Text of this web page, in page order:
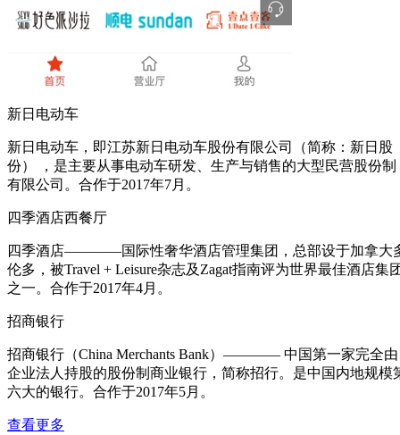
新日电动车
新日电动车，即江苏新日电动车股份有限公司（简称：新日股
份） ，是主要从事电动车研发、生产与销售的大型民营股份制
有限公司。合作于2017年7月。
四季酒店西餐厅
四季酒店————国际性奢华酒店管理集团，总部设于加拿大
伦多，被Travel + Leisure杂志及Zagat指南评为世界最佳酒店集
之一。合作于2017年4月。
招商银行
招商银行（China Merchants Bank）———— 中国第一家完全由
企业法人持股的股份制商业银行，简称招行。是中国内地规模
六大的银行。合作于2017年5月。
查看更多